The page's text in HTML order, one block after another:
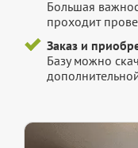
Большая
проходит
Заказ и
Базу можно